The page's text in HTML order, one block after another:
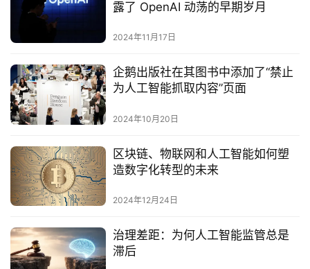
露了 OpenAI 动荡的早期岁月
2024年11月17日
企鹅出版社在其图书中添加了“禁止
为人工智能抓取内容”页面
2024年10月20日
区块链、物联网和人工智能如何塑
造数字化转型的未来
2024年12月24日
治理差距：为何人工智能监管总是
滞后